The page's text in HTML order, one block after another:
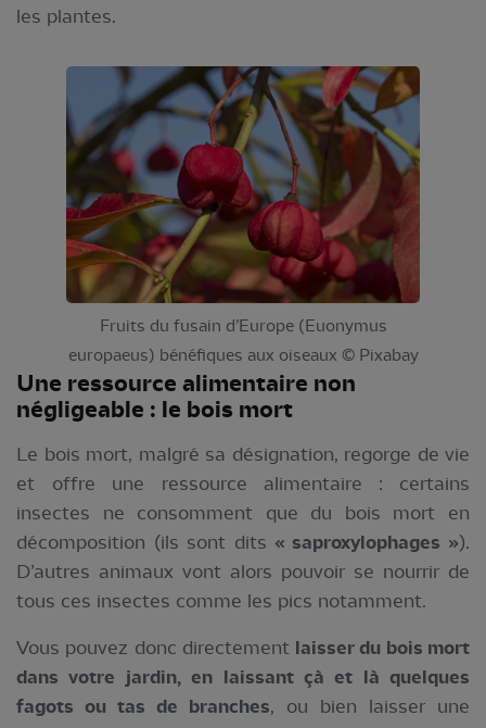
les plantes.
Fruits du fusain d’Europe (Euonymus
europaeus) bénéfiques aux oiseaux © Pixabay
Une ressource alimentaire non
négligeable : le bois mort
Le bois mort, malgré sa désignation, regorge de vie
et offre une ressource alimentaire : certains
insectes ne consomment que du bois mort en
décomposition (ils sont dits « saproxylophages »).
D’autres animaux vont alors pouvoir se nourrir de
tous ces insectes comme les pics notamment.
Vous pouvez donc directement laisser du bois mort
dans votre jardin, en laissant çà et là quelques
fagots ou tas de branches, ou bien laisser une